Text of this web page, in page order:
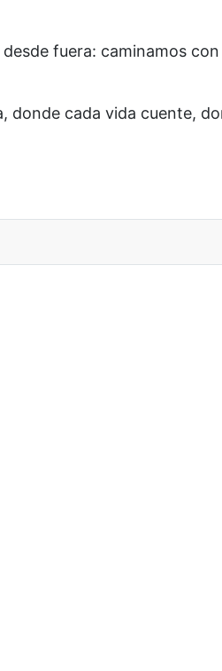
fuera: caminamos
donde cada vida cuente,